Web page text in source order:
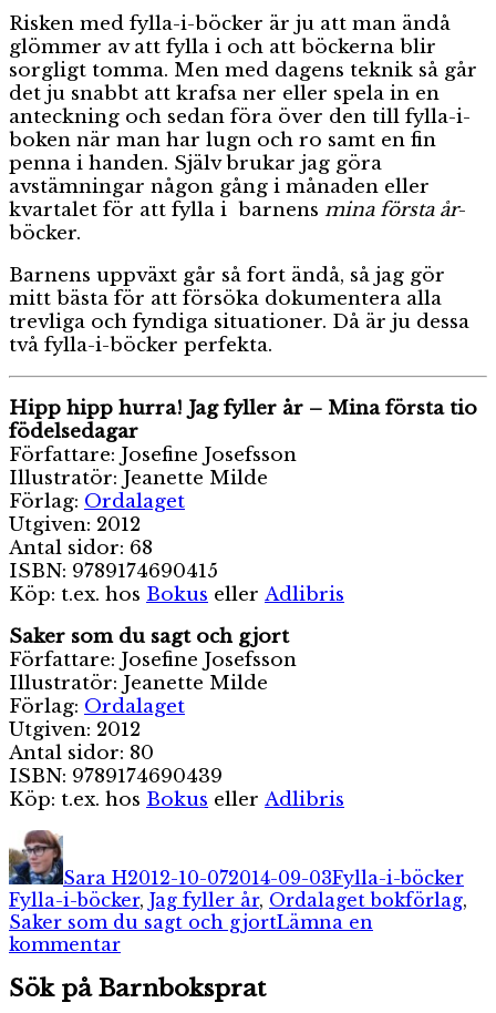
Risken med fylla-i-böcker är ju att man ändå
glömmer av att fylla i och att böckerna blir
sorgligt tomma. Men med dagens teknik så går
det ju snabbt att krafsa ner eller spela in en
anteckning och sedan föra över den till fylla-i-
boken när man har lugn och ro samt en fin
penna i handen. Själv brukar jag göra
avstämningar någon gång i månaden eller
kvartalet för att fylla i barnens mina första år-
böcker.
Barnens uppväxt går så fort ändå, så jag gör
mitt bästa för att försöka dokumentera alla
trevliga och fyndiga situationer. Då är ju dessa
två fylla-i-böcker perfekta.
Hipp hipp hurra! Jag fyller år – Mina första tio
födelsedagar
Författare: Josefine Josefsson
Illustratör: Jeanette Milde
Förlag: Ordalaget
Utgiven: 2012
Antal sidor: 68
ISBN: 9789174690415
Köp: t.ex. hos Bokus eller Adlibris
Saker som du sagt och gjort
Författare: Josefine Josefsson
Illustratör: Jeanette Milde
Förlag: Ordalaget
Utgiven: 2012
Antal sidor: 80
ISBN: 9789174690439
Köp: t.ex. hos Bokus eller Adlibris
Författare
Sara H2012-10-072014-09-03Fylla-i-böcker
Fylla-i-böcker, Jag fyller år, Ordalaget bokförlag,
Saker som du sagt och gjortLämna en
kommentartill
fylla-
Sök på Barnboksprat